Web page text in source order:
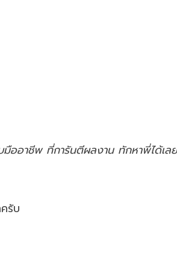
ออาชีพ ที่การันตีผลงาน ทักหาพี่ได้เล
รับ